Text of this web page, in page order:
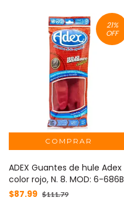
21%
OFF
ADEX Guantes de hule Adex
color rojo, N. 8. MOD: 6-686B
$87.99 $111.79